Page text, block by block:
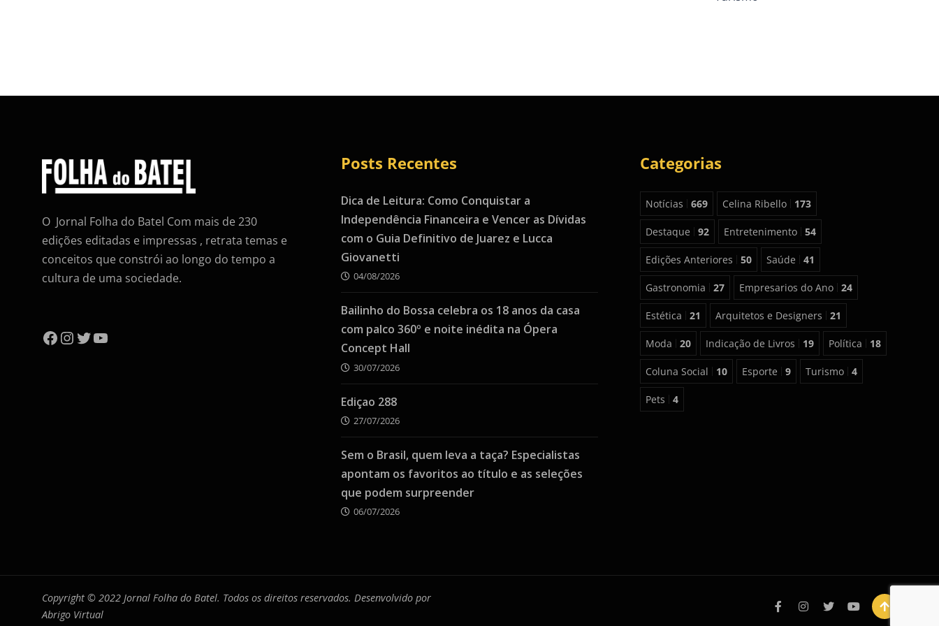
O Jornal Folha do Batel Com mais de 230
edições editadas e impressas , retrata temas e
conceitos que constrói ao longo do tempo a
cultura de uma sociedade.
Facebook
Instagram
Twitter
YouTube
Posts Recentes
Dica de Leitura: Como Conquistar a
Independência Financeira e Vencer as Dívidas
com o Guia Definitivo de Juarez e Lucca
Giovanetti
04/08/2026
Bailinho do Bossa celebra os 18 anos da casa
com palco 360º e noite inédita na Ópera
Concept Hall
30/07/2026
Ediçao 288
27/07/2026
Sem o Brasil, quem leva a taça? Especialistas
apontam os favoritos ao título e as seleções
que podem surpreender
06/07/2026
Categorias
Notícias 669 Celina Ribello 173
Destaque 92 Entretenimento 54
Edições Anteriores 50 Saúde 41
Gastronomia 27 Empresarios do Ano 24
Estética 21 Arquitetos e Designers 21
Moda 20 Indicação de Livros 19 Política 18
Coluna Social 10 Esporte 9 Turismo 4
Pets 4
Copyright © 2022 Jornal Folha do Batel. Todos os direitos reservados. Desenvolvido por
Abrigo Virtual